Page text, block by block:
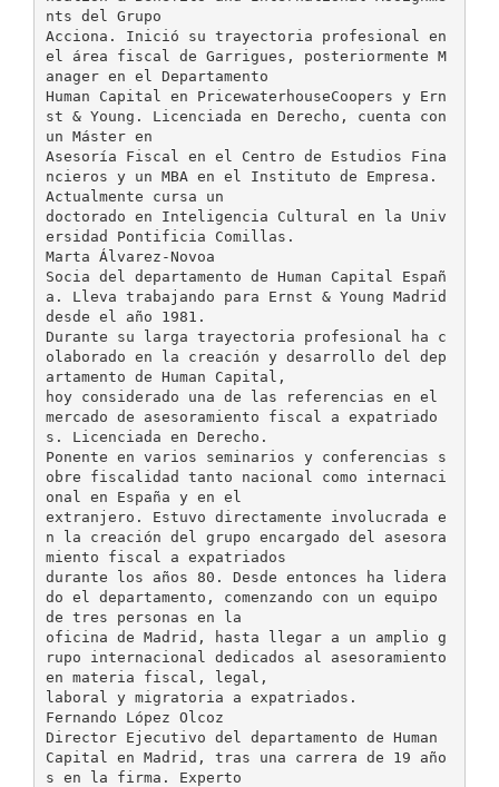
nts del Grupo
Acciona. Inició su trayectoria profesional en
el área fiscal de Garrigues, posteriormente M
anager en el Departamento
Human Capital en PricewaterhouseCoopers y Ern
st & Young. Licenciada en Derecho, cuenta con
un Máster en
Asesoría Fiscal en el Centro de Estudios Fina
ncieros y un MBA en el Instituto de Empresa.
Actualmente cursa un
doctorado en Inteligencia Cultural en la Univ
ersidad Pontificia Comillas.
Marta Álvarez-Novoa
Socia del departamento de Human Capital Españ
a. Lleva trabajando para Ernst & Young Madrid
desde el año 1981.
Durante su larga trayectoria profesional ha c
olaborado en la creación y desarrollo del dep
artamento de Human Capital,
hoy considerado una de las referencias en el
mercado de asesoramiento fiscal a expatriado
s. Licenciada en Derecho.
Ponente en varios seminarios y conferencias s
obre fiscalidad tanto nacional como internaci
onal en España y en el
extranjero. Estuvo directamente involucrada e
n la creación del grupo encargado del asesora
miento fiscal a expatriados
durante los años 80. Desde entonces ha lidera
do el departamento, comenzando con un equipo
de tres personas en la
oficina de Madrid, hasta llegar a un amplio g
rupo internacional dedicados al asesoramiento
en materia fiscal, legal,
laboral y migratoria a expatriados.
Fernando López Olcoz
Director Ejecutivo del departamento de Human
Capital en Madrid, tras una carrera de 19 año
s en la firma. Experto